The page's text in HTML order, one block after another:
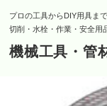
プロの工具からDIY用具ま
切削・水栓・作業・安全用
機械工具・管